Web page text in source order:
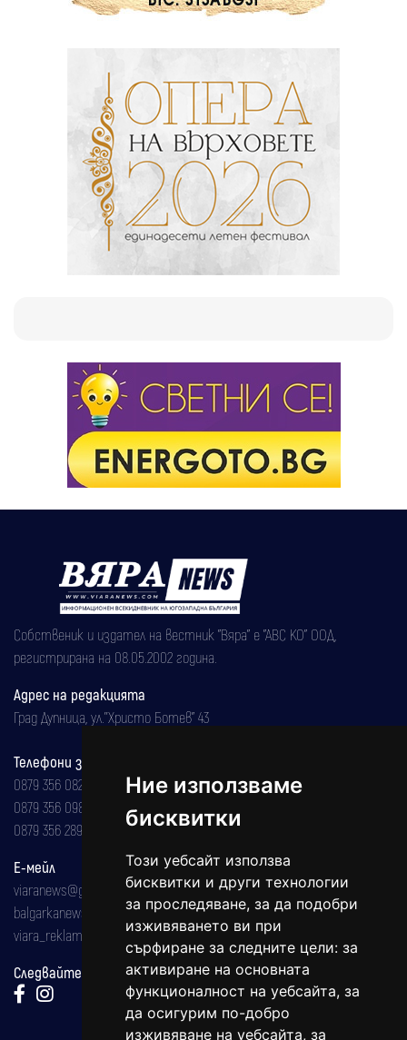
Ние използваме
бисквитки
Този уебсайт използва
бисквитки и други технологии
за проследяване, за да подобри
изживяването ви при
сърфиране за следните цели: за
активиране на основната
функционалност на уебсайта, за
да осигурим по-добро
изживяване на уебсайта, за
Собственик и издател на вестник "Вяра" е "АВС КО" ООД,
регистрирана на 08.05.2002 година.
Адрес на редакцията
Град Дупница, ул.''Христо Ботев" 43
Телефони за реклама и абонаменти
0879 356 082
0879 356 098
0879 356 289
Е-мейл
viaranews@gmail.com
balgarkanews@gmail.com
viara_reklama@mail.bg
Следвайте ни: